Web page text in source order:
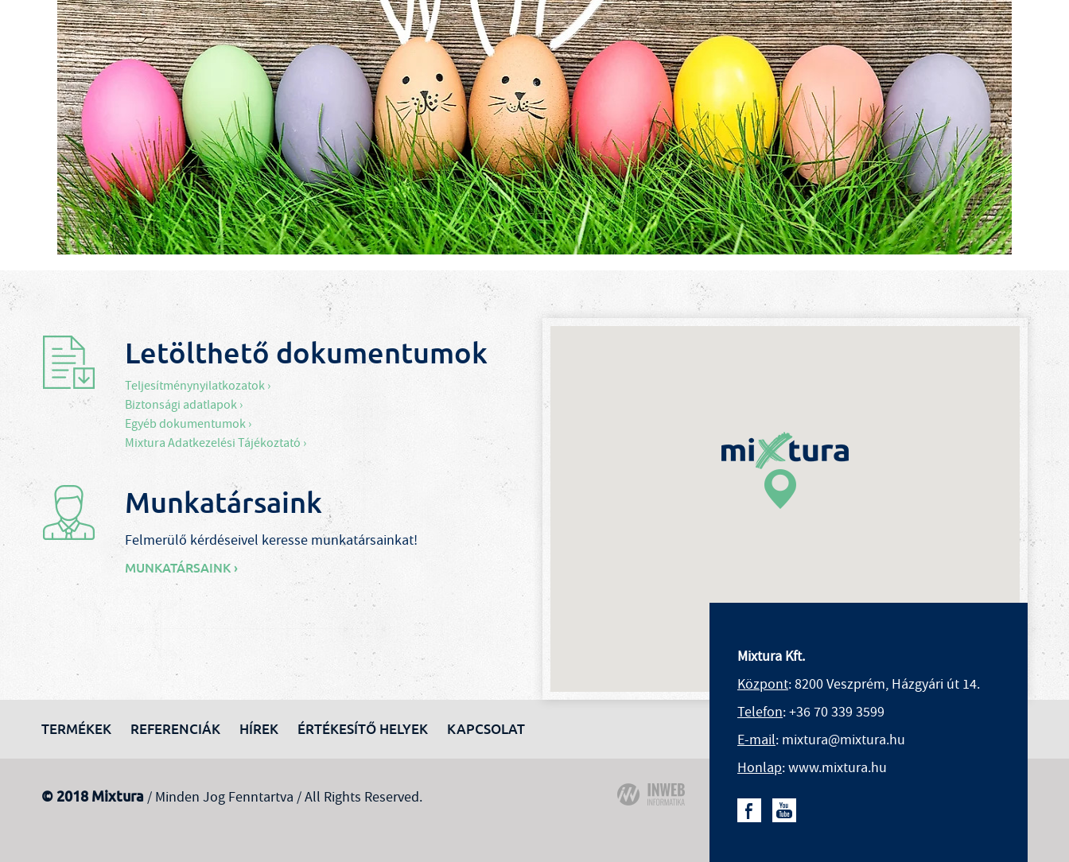
Letölthető dokumentumok
Teljesítménynyilatkozatok ›
Biztonsági adatlapok ›
Egyéb dokumentumok ›
Mixtura Adatkezelési Tájékoztató ›
Munkatársaink
Felmerülő kérdéseivel keresse munkatársainkat!
MUNKATÁRSAINK ›
TERMÉKEK REFERENCIÁK HÍREK ÉRTÉKESÍTŐ HELYEK KAPCSOLAT
Mixtura Kft.
Központ: 8200 Veszprém, Házgyári út 14.
Telefon:+36 70 339 3599
E-mail: mixtura@mixtura.hu
Honlap: www.mixtura.hu
© 2018 Mixtura / Minden Jog Fenntartva / All Rights Reserved.